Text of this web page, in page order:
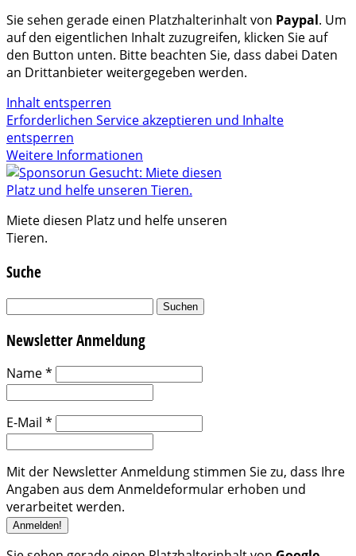
Sie sehen gerade einen Platzhalterinhalt von Paypal. Um
auf den eigentlichen Inhalt zuzugreifen, klicken Sie auf
den Button unten. Bitte beachten Sie, dass dabei Daten
an Drittanbieter weitergegeben werden.
Inhalt entsperren
Erforderlichen Service akzeptieren und Inhalte
entsperren
Weitere Informationen
Miete diesen Platz und helfe unseren
Tieren.
Suche
Suchen
Newsletter Anmeldung
Name*
E-Mail *
Mit der Newsletter Anmeldung stimmen Sie zu, dass Ihre
Angaben aus dem Anmeldeformular erhoben und
verarbeitet werden.